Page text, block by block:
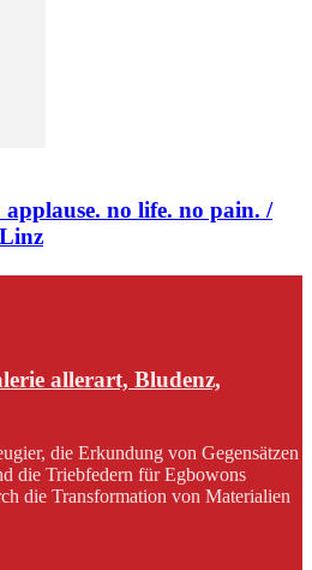
no life. no pain. /
allerart, Bludenz,
die Erkundung von Gegensätzen
die Triebfedern für Egbowons
die Transformation von Materialien